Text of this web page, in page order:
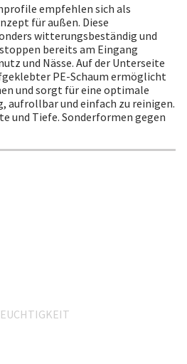
empfehlen sich als
für außen. Diese
witterungsbeständig und
bereits am Eingang
und Nässe. Auf der Unterseite
PE-Schaum ermöglicht
und sorgt für eine optimale
aufrollbar und einfach zu reinigen.
und Tiefe. Sonderformen gegen